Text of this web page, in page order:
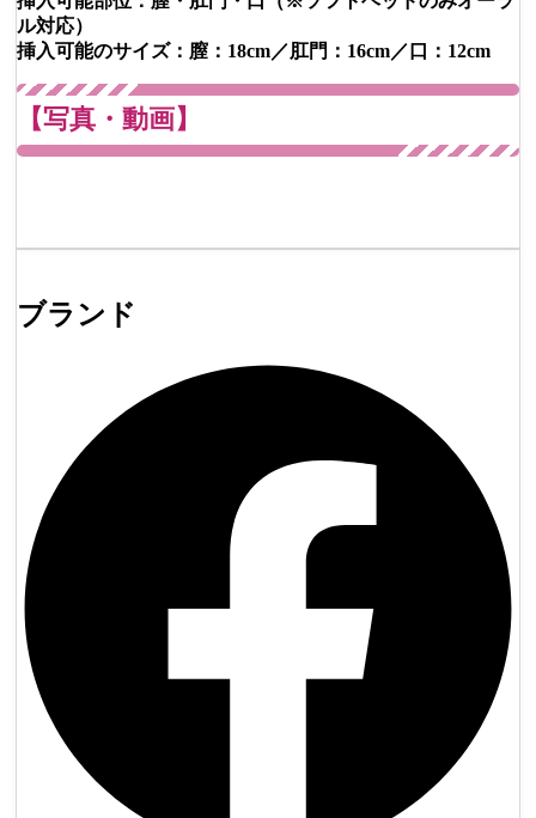
ル対応）
挿入可能のサイズ：膣：18cm／肛門：16cm／口：12cm
【写真・動画】
ブランド